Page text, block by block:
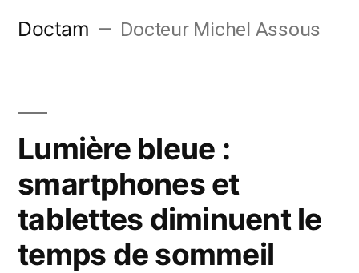
Doctam Docteur Michel Assous
Lumière bleue :
smartphones et
tablettes diminuent le
temps de sommeil